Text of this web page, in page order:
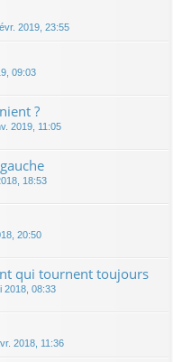
2019, 23:55
09:03
?
2019, 11:05
18:53
20:50
qui tournent toujours
2018, 08:33
2018, 11:36